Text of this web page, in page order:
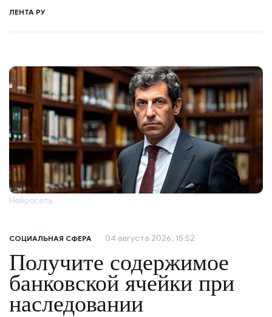
ЛЕНТА РУ
Нейросеть
СОЦИАЛЬНАЯ СФЕРА 04 августа 2026, 15:52
Получите содержимое
банковской ячейки при
наследовании